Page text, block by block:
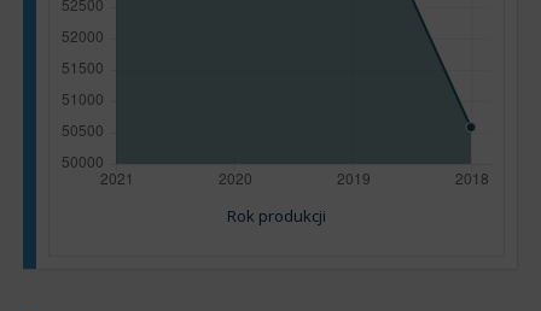
Rok produkcji